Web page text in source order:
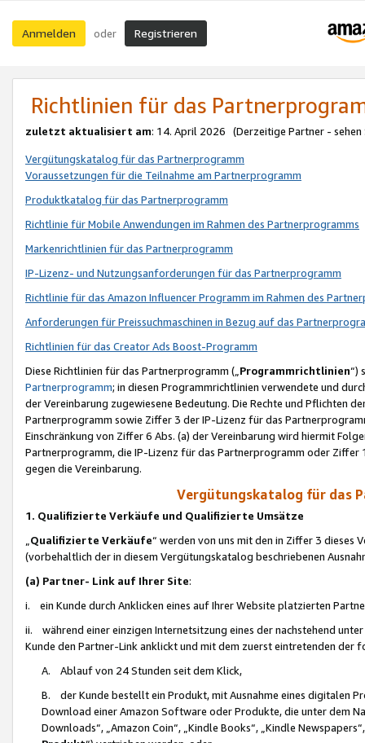
Anmelden oder Registrieren
Richtlinien für das
zuletzt aktualisiert am: 14. April 2026 (Derzeitige Partner - sehen
Vergütungskatalog für das Partnerprogramm
Voraussetzungen für die Teilnahme am Partnerprogramm
Produktkatalog für das Partnerprogramm
Richtlinie für Mobile Anwendungen im Rahmen des Partnerprogramms
Markenrichtlinien für das Partnerprogramm
IP-Lizenz- und Nutzungsanforderungen für das Partnerprogramm
Richtlinie für das Amazon Influencer Programm im Rahmen des
Anforderungen für Preissuchmaschinen in Bezug auf das
Richtlinien für das Creator Ads Boost-Programm
Diese Richtlinien für das Partnerprogramm („Programmrichtlinien“)
Partnerprogramm; in diesen Programmrichtlinien verwendete und
der Vereinbarung zugewiesene Bedeutung. Die Rechte und Pflichten
Partnerprogramm sowie Ziffer 3 der IP-Lizenz für das
Einschränkung von Ziffer 6 Abs. (a) der Vereinbarung wird hiermit
Partnerprogramm, die IP-Lizenz für das Partnerprogramm oder
gegen die Vereinbarung.
Vergütungskatalog für das
1. Qualifizierte Verkäufe und Qualifizierte Umsätze
Qualifizierte Verkäufe“ werden von uns mit den in Ziffer 3
(vorbehaltlich der in diesem Vergütungskatalog beschriebenen
(a) Partner- Link auf Ihrer Site:
i. ein Kunde durch Anklicken eines auf Ihrer Website platzierten
ii. während einer einzigen Internetsitzung eines der nachstehend
Kunde den Partner-Link anklickt und mit dem zuerst eintretenden der
A. Ablauf von 24 Stunden seit dem Klick,
B. der Kunde bestellt ein Produkt, mit Ausnahme eines digitalen
Download einer Amazon Software oder Produkte, die unter dem
Downloads“, „Amazon Coin“, „Kindle Books“, „Kindle